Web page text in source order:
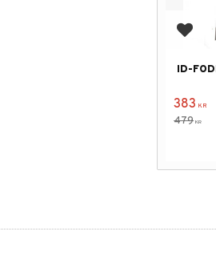
Add
ID-
383 KR
479KR